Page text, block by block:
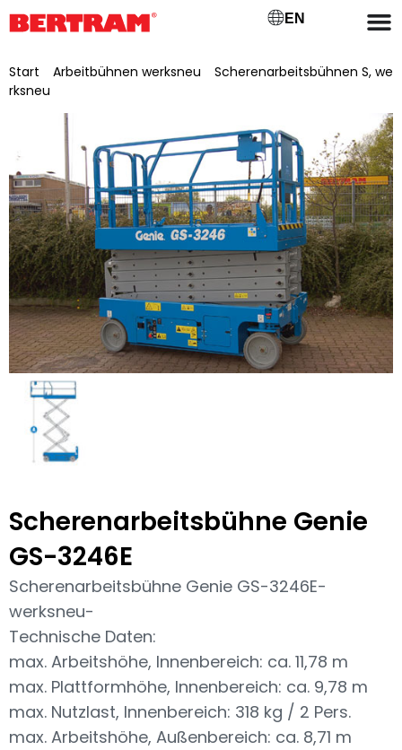
EN
Start Arbeitbühnen werksneu
Scherenarbeitsbühnen S, we
rksneu
Scherenarbeitsbühne Genie
GS-3246E
Scherenarbeitsbühne Genie GS-3246E-
werksneu-
Technische Daten:
max. Arbeitshöhe, Innenbereich: ca. 11,78 m
max. Plattformhöhe, Innenbereich: ca. 9,78 m
max. Nutzlast, Innenbereich: 318 kg / 2 Pers.
max. Arbeitshöhe, Außenbereich: ca. 8,71 m